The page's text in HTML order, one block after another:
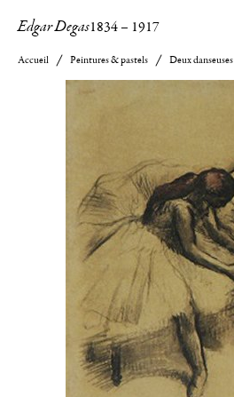
Edgar Degas1834– 1917
Accueil Peintures & pastels Deux danseuses